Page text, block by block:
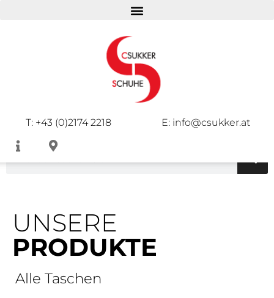
T: +43 (0)2174 2218 E: info@csukker.at
DAMEN HERREN KINDER
UNSERE
PRODUKTE
Alle Taschen